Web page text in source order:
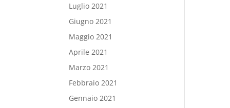
Luglio 2021
Giugno 2021
Maggio 2021
Aprile 2021
Marzo 2021
Febbraio 2021
Gennaio 2021